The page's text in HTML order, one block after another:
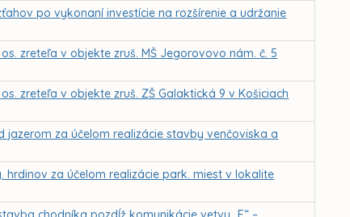
po vykonaní investície na rozšírenie a udržanie
zreteľa v objekte zruš. MŠ Jegorovovo nám. č. 5
zreteľa v objekte zruš. ZŠ Galaktická 9 v Košiciach
jazerom za účelom realizácie stavby venčoviska a
hrdinov za účelom realizácie park. miest v lokalite